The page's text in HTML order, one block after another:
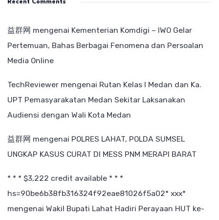
Recent Comments
益群网 mengenai Kementerian Komdigi – IWO Gelar
Pertemuan, Bahas Berbagai Fenomena dan Persoalan
Media Online
TechReviewer mengenai Rutan Kelas I Medan dan Ka.
UPT Pemasyarakatan Medan Sekitar Laksanakan
Audiensi dengan Wali Kota Medan
益群网 mengenai POLRES LAHAT, POLDA SUMSEL
UNGKAP KASUS CURAT DI MESS PNM MERAPI BARAT
* * * $3,222 credit available * * *
hs=90be6b38fb316324f92eae81026f5a02* ххх*
mengenai Wakil Bupati Lahat Hadiri Perayaan HUT ke-